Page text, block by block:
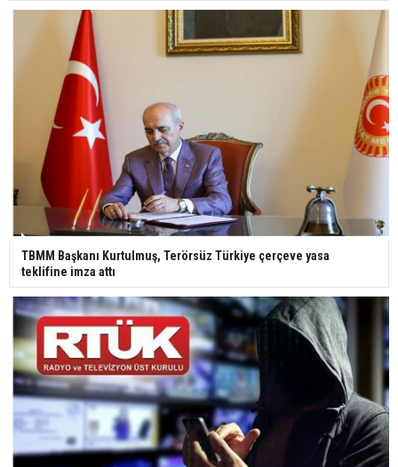
TBMM Başkanı Kurtulmuş, Terörsüz Türkiye çerçeve yasa
teklifine imza attı